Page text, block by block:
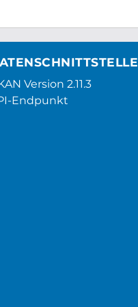
Version 2.11.3
Endpunkt